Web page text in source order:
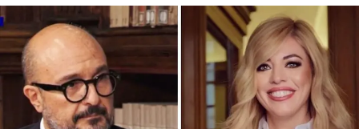
Attualità
Economia e lavoro
Italia Mondo